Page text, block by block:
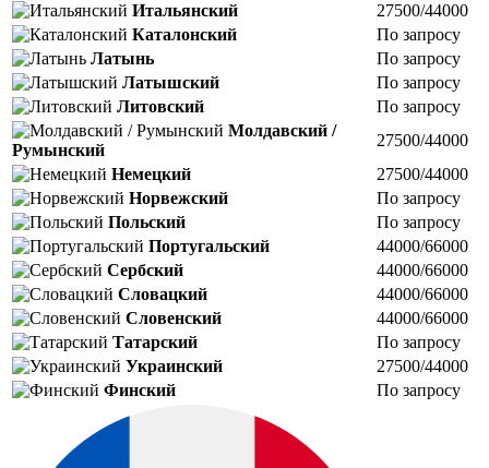
Итальянский
27500/44000
Каталонский
По запросу
Латынь
По запросу
Латышский
По запросу
Литовский
По запросу
Молдавский /
Румынский
27500/44000
Немецкий
27500/44000
Норвежский
По запросу
Польский
По запросу
Португальский
44000/66000
Сербский
44000/66000
Словацкий
44000/66000
Словенский
44000/66000
Татарский
По запросу
Украинский
27500/44000
Финский
По запросу